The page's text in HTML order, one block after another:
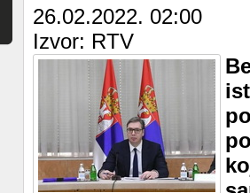
26.02.2022. 02:00
Izvor: RTV